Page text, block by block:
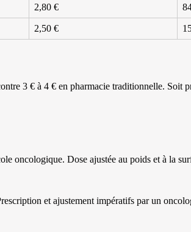
2,80 €
2,50 €
3 € à 4 € en pharmacie traditionnelle. Soit
oncologique. Dose ajustée au poids et à la
et ajustement impératifs par un